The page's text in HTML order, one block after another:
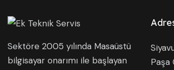
Sektöre 2005 yılında Masaüstü
bilgisayar onarımı ile başlayan
Paşa